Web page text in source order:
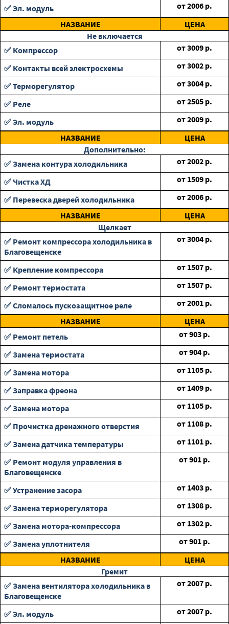
✅ Эл. модуль от2006 р.
НАЗВАНИЕ
ЦЕНА
Не включается
✅ Компрессор
от3009 р.
✅ Контакты всей электросхемы
от3002 р.
✅ Терморегулятор
от3004 р.
✅ Реле
от2505 р.
✅ Эл. модуль
от2009 р.
НАЗВАНИЕ
ЦЕНА
Дополнительно:
✅ Замена контура холодильника
от2002 р.
✅ Чистка ХД
от 1509 р.
✅ Перевеска дверей холодильника
от2006 р.
НАЗВАНИЕ
ЦЕНА
Щелкает
✅ Ремонт компрессора холодильника в
Благовещенске
от3004 р.
✅ Крепление компрессора от 1507 р.
✅ Ремонт термостата
от 1507 р.
✅ Сломалось пускозащитное реле
от2001 р.
НАЗВАНИЕ
ЦЕНА
✅ Ремонт петель
от903 р.
✅ Замена термостата
от904 р.
✅ Замена мотора
от 1105 р.
✅ Заправка фреона
от 1409 р.
✅ Замена мотора
от 1105 р.
✅ Прочистка дренажного отверстия
от 1108 р.
✅ Замена датчика температуры
от 1101 р.
✅ Ремонт модуля управления в
Благовещенске
от901 р.
✅ Устранение засора от 1403 р.
✅ Замена терморегулятора
от 1308 р.
✅ Замена мотора-компрессора
от 1302 р.
✅ Замена уплотнителя
от901 р.
НАЗВАНИЕ
ЦЕНА
Гремит
✅ Замена вентилятора холодильника в
Благовещенске
от2007 р.
✅ Эл. модуль от2007 р.